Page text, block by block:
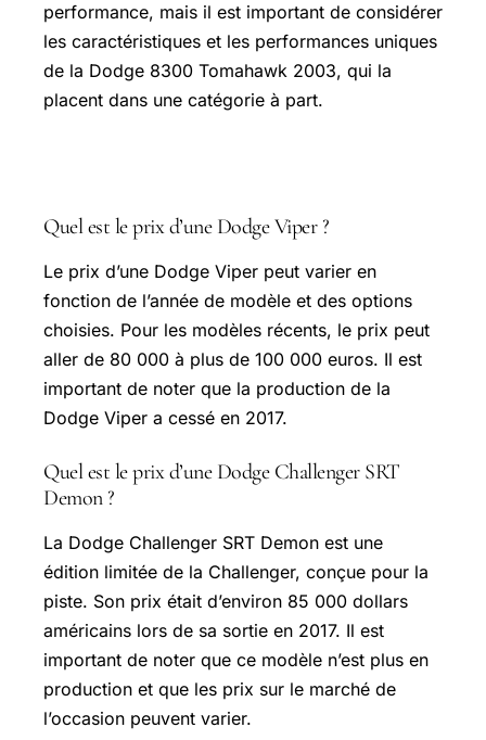
performance, mais il est important de considérer
les caractéristiques et les performances uniques
de la Dodge 8300 Tomahawk 2003, qui la
placent dans une catégorie à part.
Quel est le prix d’une Dodge Viper ?
Le prix d’une Dodge Viper peut varier en
fonction de l’année de modèle et des options
choisies. Pour les modèles récents, le prix peut
aller de 80 000 à plus de 100 000 euros. Il est
important de noter que la production de la
Dodge Viper a cessé en 2017.
Quel est le prix d’une Dodge Challenger SRT
Demon ?
La Dodge Challenger SRT Demon est une
édition limitée de la Challenger, conçue pour la
piste. Son prix était d’environ 85 000 dollars
américains lors de sa sortie en 2017. Il est
important de noter que ce modèle n’est plus en
production et que les prix sur le marché de
l’occasion peuvent varier.